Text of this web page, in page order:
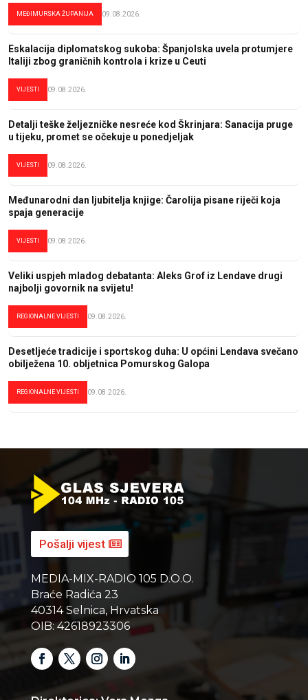
MEĐIMURSKA ŽUPANIJA 09.08.2026.
Eskalacija diplomatskog sukoba: Španjolska uvela protumjere
Italiji zbog graničnih kontrola i krize u Ceuti
VIJESTI 09.08.2026.
Detalji teške željezničke nesreće kod Škrinjara: Sanacija pruge
u tijeku, promet se očekuje u ponedjeljak
VIJESTI 09.08.2026.
Međunarodni dan ljubitelja knjige: Čarolija pisane riječi koja
spaja generacije
VIJESTI 09.08.2026.
Veliki uspjeh mladog debatanta: Aleks Grof iz Lendave drugi
najbolji govornik na svijetu!
REGIONALNE VIJESTI 09.08.2026.
Desetljeće tradicije i sportskog duha: U općini Lendava svečano
obilježena 10. obljetnica Pomurskog Galopa
REGIONALNE VIJESTI 09.08.2026.
Pošalji vijest
MEDIA-MIX-RADIO 105 D.O.O.
Braće Radića 23
40314 Selnica, Hrvatska
OIB: 42618923306